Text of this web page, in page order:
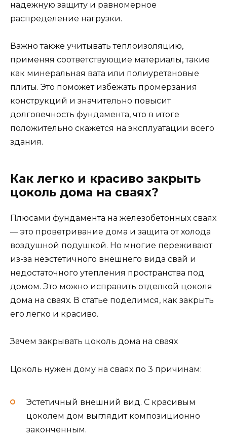
надежную защиту и равномерное
распределение нагрузки.
Важно также учитывать теплоизоляцию,
применяя соответствующие материалы, такие
как минеральная вата или полиуретановые
плиты. Это поможет избежать промерзания
конструкций и значительно повысит
долговечность фундамента, что в итоге
положительно скажется на эксплуатации всего
здания.
Как легко и красиво закрыть
цоколь дома на сваях?
Плюсами фундамента на железобетонных сваях
― это проветривание дома и защита от холода
воздушной подушкой. Но многие переживают
из-за неэстетичного внешнего вида свай и
недостаточного утепления пространства под
домом. Это можно исправить отделкой цоколя
дома на сваях. В статье поделимся, как закрыть
его легко и красиво.
Зачем закрывать цоколь дома на сваях
Цоколь нужен дому на сваях по 3 причинам:
Эстетичный внешний вид. С красивым
цоколем дом выглядит композиционно
законченным.